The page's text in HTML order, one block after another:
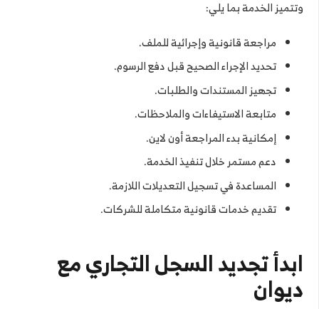
وتتميز الخدمة بما يلي:
مراجعة قانونية وإجرائية للملف.
تحديد الإجراء الصحيح قبل دفع الرسوم.
تجهيز المستندات والطلبات.
متابعة الاستيفاءات والملاحظات.
إمكانية بدء المراجعة أون لاين.
دعم مستمر خلال تنفيذ الخدمة.
المساعدة في تسجيل التعديلات اللازمة.
تقديم خدمات قانونية متكاملة للشركات.
ابدأ تجديد السجل التجاري مع
ديوان